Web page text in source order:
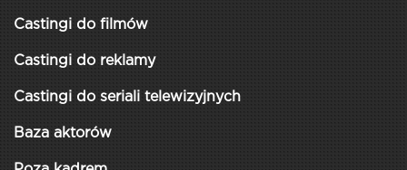
Castingi do filmów
Castingi do reklamy
Castingi do seriali telewizyjnych
Baza aktorów